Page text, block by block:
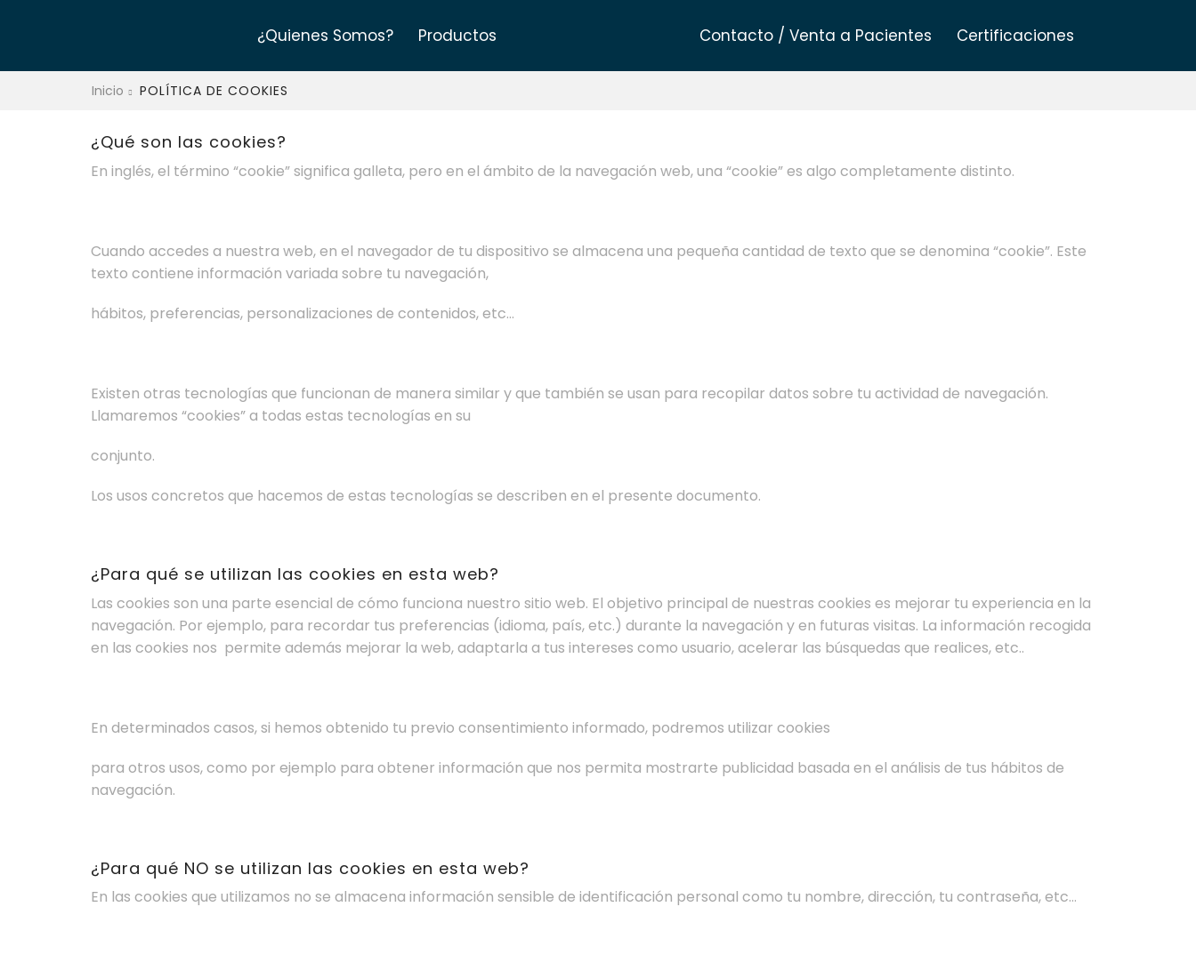
¿Quienes Somos? Productos Contacto / Venta a Pacientes Certificaciones
Inicio POLÍTICA DE COOKIES
¿Qué son las cookies?
En inglés, el término “cookie” significa galleta, pero en el ámbito de la navegación web, una “cookie” es algo completamente distinto.
Cuando accedes a nuestra web, en el navegador de tu dispositivo se almacena una pequeña cantidad de texto que se denomina “cookie”. Este
texto contiene información variada sobre tu navegación,
hábitos, preferencias, personalizaciones de contenidos, etc…
Existen otras tecnologías que funcionan de manera similar y que también se usan para recopilar datos sobre tu actividad de navegación.
Llamaremos “cookies” a todas estas tecnologías en su
conjunto.
Los usos concretos que hacemos de estas tecnologías se describen en el presente documento.
¿Para qué se utilizan las cookies en esta web?
Las cookies son una parte esencial de cómo funciona nuestro sitio web. El objetivo principal de nuestras cookies es mejorar tu experiencia en la
navegación. Por ejemplo, para recordar tus preferencias (idioma, país, etc.) durante la navegación y en futuras visitas. La información recogida
en las cookies nos permite además mejorar la web, adaptarla a tus intereses como usuario, acelerar las búsquedas que realices, etc..
En determinados casos, si hemos obtenido tu previo consentimiento informado, podremos utilizar cookies
para otros usos, como por ejemplo para obtener información que nos permita mostrarte publicidad basada en el análisis de tus hábitos de
navegación.
¿Para qué NO se utilizan las cookies en esta web?
En las cookies que utilizamos no se almacena información sensible de identificación personal como tu nombre, dirección, tu contraseña, etc…